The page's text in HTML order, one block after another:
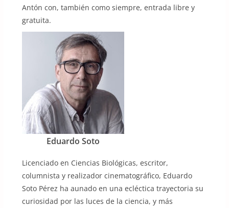
Antón con, también como siempre, entrada libre y
gratuita.
Eduardo Soto
Licenciado en Ciencias Biológicas, escritor,
columnista y realizador cinematográfico, Eduardo
Soto Pérez ha aunado en una ecléctica trayectoria su
curiosidad por las luces de la ciencia, y más